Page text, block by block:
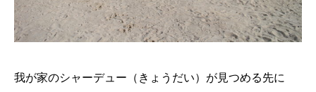
我が家のシャーデュー（きょうだい）が見つめる先に